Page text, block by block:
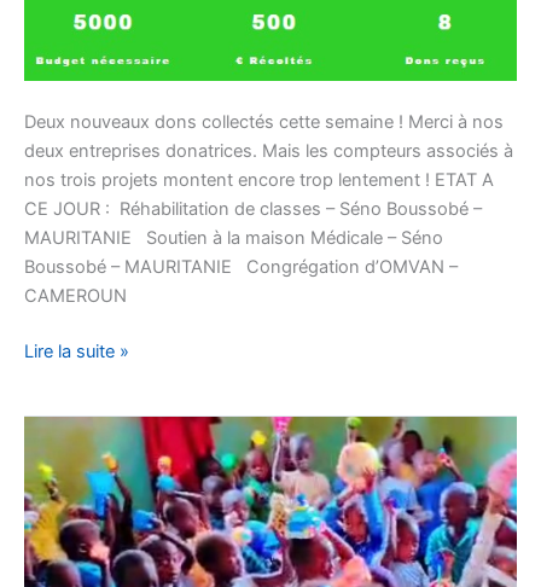
Deux nouveaux dons collectés cette semaine ! Merci à nos
deux entreprises donatrices. Mais les compteurs associés à
nos trois projets montent encore trop lentement ! ETAT A
CE JOUR : Réhabilitation de classes – Séno Boussobé –
MAURITANIE Soutien à la maison Médicale – Séno
Boussobé – MAURITANIE Congrégation d’OMVAN –
CAMEROUN
Lire la suite »
Les
dons
sont
arrivés
au
village